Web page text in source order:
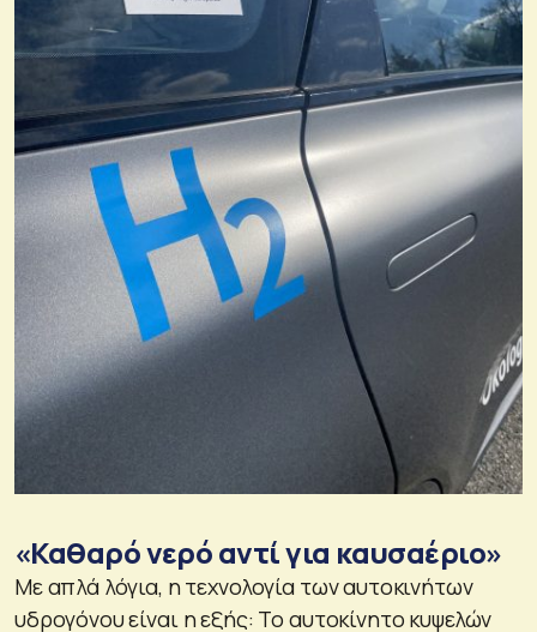
«Καθαρό νερό αντί για καυσαέριο»
Με απλά λόγια, η τεχνολογία των αυτοκινήτων
υδρογόνου είναι η εξής: Το αυτοκίνητο κυψελών